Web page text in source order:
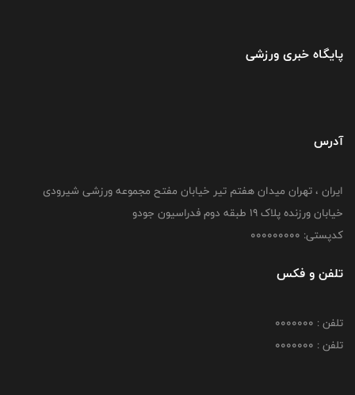
پایگاه خبری ورزشی
آدرس
ایران ، تهران میدان هفتم تیر خیابان مفتح مجموعه ورزشی شیرودی
خیابان ورزنده پلاک ۱۹ طبقه دوم فدراسیون جودو
کدپستی: 000000000
تلفن و فکس
تلفن : 0000000
تلفن : 0000000